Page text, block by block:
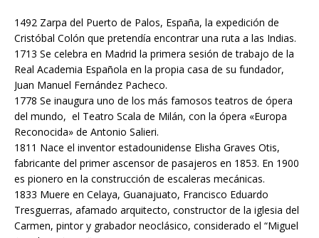
1492 Zarpa del Puerto de Palos, España, la expedición de
Cristóbal Colón que pretendía encontrar una ruta a las Indias.
1713 Se celebra en Madrid la primera sesión de trabajo de la
Real Academia Española en la propia casa de su fundador,
Juan Manuel Fernández Pacheco.
1778 Se inaugura uno de los más famosos teatros de ópera
del mundo, el Teatro Scala de Milán, con la ópera «Europa
Reconocida» de Antonio Salieri.
1811 Nace el inventor estadounidense Elisha Graves Otis,
fabricante del primer ascensor de pasajeros en 1853. En 1900
es pionero en la construcción de escaleras mecánicas.
1833 Muere en Celaya, Guanajuato, Francisco Eduardo
Tresguerras, afamado arquitecto, constructor de la iglesia del
Carmen, pintor y grabador neoclásico, considerado el “Miguel